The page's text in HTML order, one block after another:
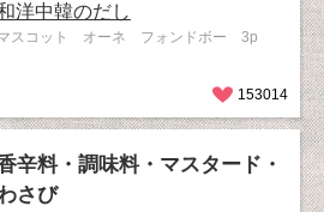
洋中韓のだし
スコット オーネ フォンドボー 3p
153014
辛料・調味料・マスタード・
さび